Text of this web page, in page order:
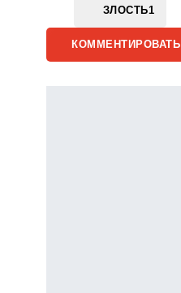
ЗЛОСТЬ1
КОММЕНТИРОВАТЬ